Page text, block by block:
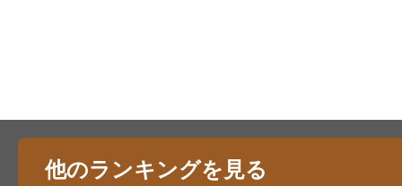
他のランキングを見る